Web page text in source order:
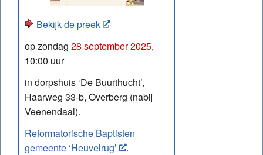
Bekijk de preek
op zondag 28 september 2025,
10:00 uur
in dorpshuis ‘De Buurthucht’,
Haarweg 33-b, Overberg (nabij
Veenendaal).
Reformatorische Baptisten
gemeente ‘Heuvelrug’
.